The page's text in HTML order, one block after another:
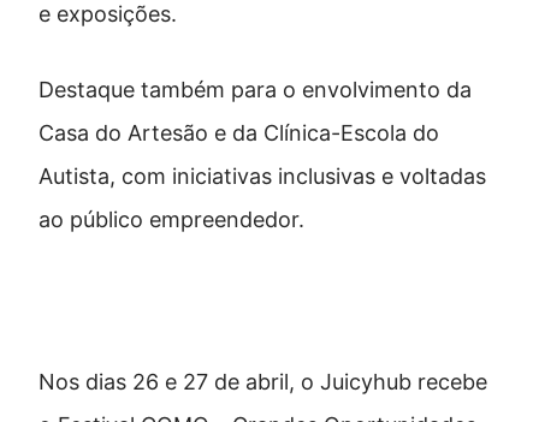
e exposições.
Destaque também para o envolvimento da
Casa do Artesão e da Clínica-Escola do
Autista, com iniciativas inclusivas e voltadas
ao público empreendedor.
Nos dias 26 e 27 de abril, o Juicyhub recebe